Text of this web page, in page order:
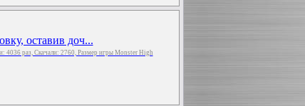
оставив доч...
раз, Скачали: 2760, Размер игры Monster High